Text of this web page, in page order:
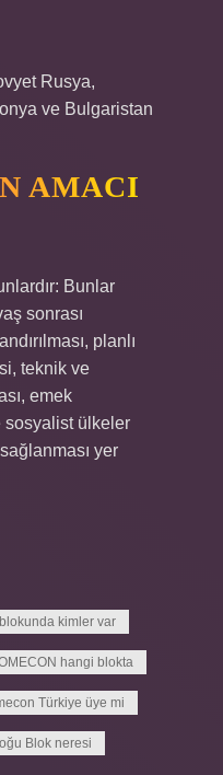
Rusya,
ve Bulgaristan
AMACI
Bunlar
sonrası
planlı
teknik ve
emek
sosyalist ülkeler
yer
blokunda kimler var
hangi blokta
Türkiye üye mi
Blok neresi